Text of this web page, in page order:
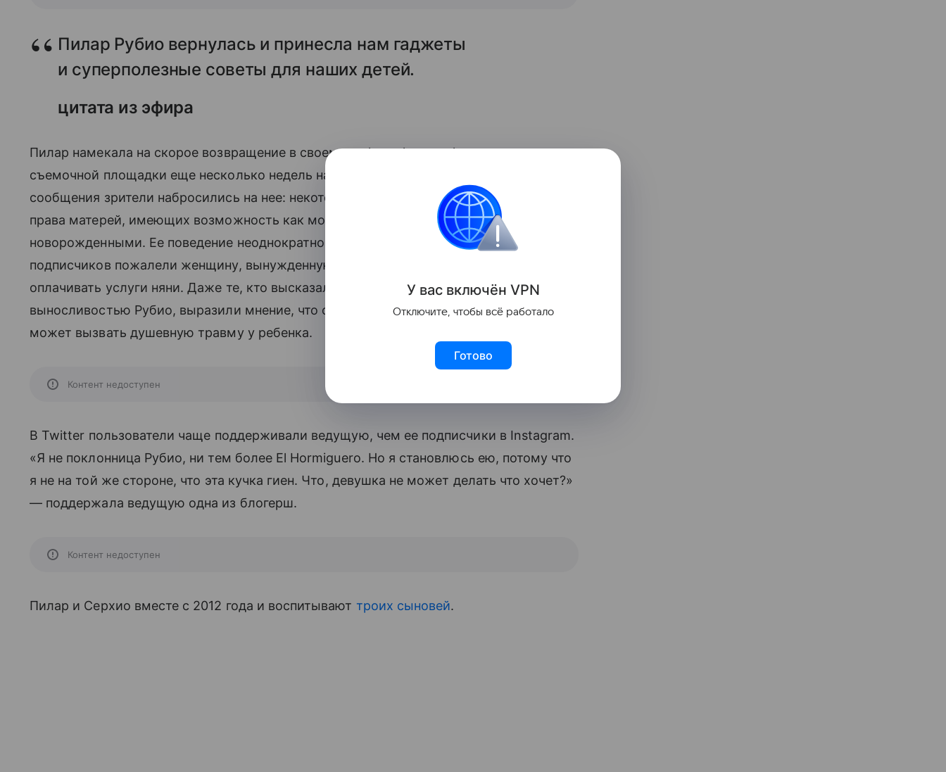
Пилар Рубио вернулась и принесла нам гаджеты
и суперполезные советы для наших детей.
цитата из эфира
Пилар намекала на скорое возвращение в своем профиле фотографиями со
съемочной площадки еще несколько недель назад. Однако после официального
сообщения зрители набросились на нее: некоторые решили, что ее выбор оскорбляет
права матерей, имеющих возможность как можно больше времени проводить с
новорожденными. Ее поведение неоднократно называли «неестественным». Часть
подписчиков пожалели женщину, вынужденную зарабатывать деньги на всю семью и
оплачивать услуги няни. Даже те, кто высказал восхищение физической
выносливостью Рубио, выразили мнение, что отсутствие матери рядом с малышом
может вызвать душевную травму у ребенка.
Контент недоступен
В Twitter пользователи чаще поддерживали ведущую, чем ее подписчики в Instagram.
«Я не поклонница Рубио, ни тем более El Hormiguero. Но я становлюсь ею, потому что
я не на той же стороне, что эта кучка гиен. Что, девушка не может делать что хочет?»
— поддержала ведущую одна из блогерш.
Контент недоступен
Пилар и Серхио вместе с 2012 года и воспитывают троих сыновей.
У вас включён VPN
Отключите, чтобы всё работало
Готово